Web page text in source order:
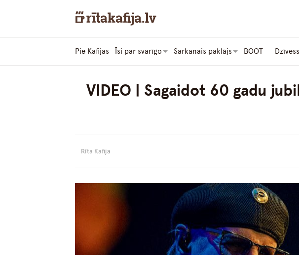
Pie Kafijas Īsi par svarīgo Sarkanais paklājs BOOT
VIDEO | Sagaidot 60 gadu
Rīta Kafija